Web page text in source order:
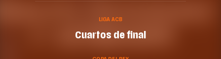
LIGA ACB
Cuartos de final